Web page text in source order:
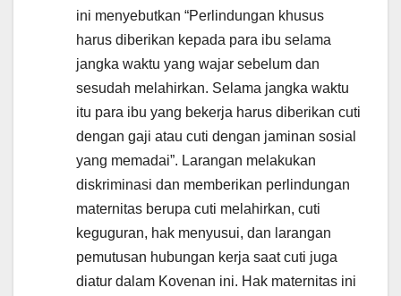
ini menyebutkan “Perlindungan khusus
harus diberikan kepada para ibu selama
jangka waktu yang wajar sebelum dan
sesudah melahirkan. Selama jangka waktu
itu para ibu yang bekerja harus diberikan cuti
dengan gaji atau cuti dengan jaminan sosial
yang memadai”. Larangan melakukan
diskriminasi dan memberikan perlindungan
maternitas berupa cuti melahirkan, cuti
keguguran, hak menyusui, dan larangan
pemutusan hubungan kerja saat cuti juga
diatur dalam Kovenan ini. Hak maternitas ini